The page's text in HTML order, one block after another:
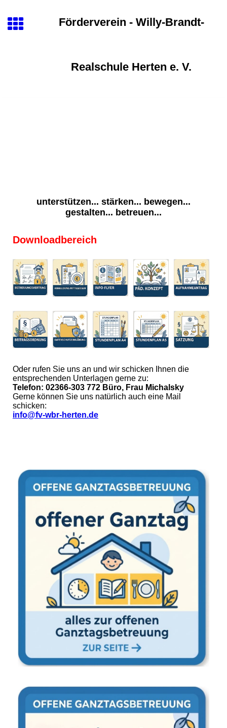
Förderverein - Willy-Brandt-
Realschule Herten e. V.
unterstützen... stärken... bewegen...
gestalten... betreuen...
Downloadbereich
Oder rufen Sie uns an und wir schicken Ihnen die
entsprechenden Unterlagen gerne zu:
Telefon: 02366-303 772 Büro, Frau Michalsky
Gerne können Sie uns natürlich auch eine Mail
schicken:
info@fv-wbr-herten.de